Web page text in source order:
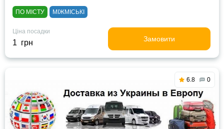
ПО МІСТУ МІЖМІСЬКІ
Ціна посадки
1 грн Замовити
6.8 0